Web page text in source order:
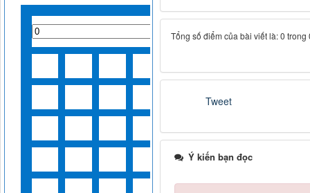
Tổng số điểm của bài viết là: 0 trong
Tweet
Ý kiến bạn đọc